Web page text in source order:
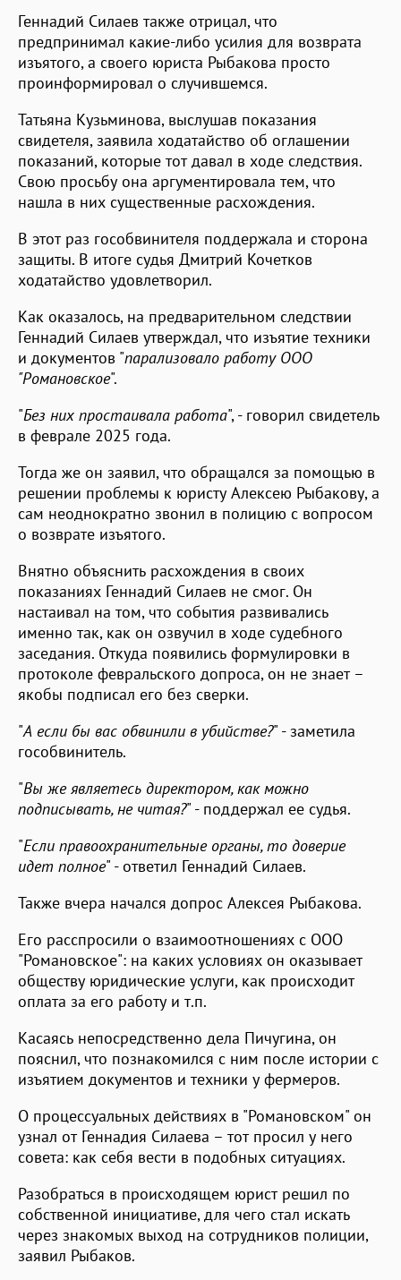
Геннадий Силаев также отрицал, что
предпринимал какие-либо усилия для возврата
изъятого, а своего юриста Рыбакова просто
проинформировал о случившемся.
Татьяна Кузьминова, выслушав показания
свидетеля, заявила ходатайство об оглашении
показаний, которые тот давал в ходе следствия.
Свою просьбу она аргументировала тем, что
нашла в них существенные расхождения.
В этот раз гособвинителя поддержала и сторона
защиты. В итоге судья Дмитрий Кочетков
ходатайство удовлетворил.
Как оказалось, на предварительном следствии
Геннадий Силаев утверждал, что изъятие техники
и документов "парализовало работу ООО
"Романовское".
"Без них простаивала работа", - говорил свидетель
в феврале 2025 года.
Тогда же он заявил, что обращался за помощью в
решении проблемы к юристу Алексею Рыбакову, а
сам неоднократно звонил в полицию с вопросом
о возврате изъятого.
Внятно объяснить расхождения в своих
показаниях Геннадий Силаев не смог. Он
настаивал на том, что события развивались
именно так, как он озвучил в ходе судебного
заседания. Откуда появились формулировки в
протоколе февральского допроса, он не знает –
якобы подписал его без сверки.
"А если бы вас обвинили в убийстве?" - заметила
гособвинитель.
"Вы же являетесь директором, как можно
подписывать, не читая?" - поддержал ее судья.
"Если правоохранительные органы, то доверие
идет полное" - ответил Геннадий Силаев.
Также вчера начался допрос Алексея Рыбакова.
Его расспросили о взаимоотношениях с ООО
"Романовское": на каких условиях он оказывает
обществу юридические услуги, как происходит
оплата за его работу и т.п.
Касаясь непосредственно дела Пичугина, он
пояснил, что познакомился с ним после истории с
изъятием документов и техники у фермеров.
О процессуальных действиях в "Романовском" он
узнал от Геннадия Силаева – тот просил у него
совета: как себя вести в подобных ситуациях.
Разобраться в происходящем юрист решил по
собственной инициативе, для чего стал искать
через знакомых выход на сотрудников полиции,
заявил Рыбаков.